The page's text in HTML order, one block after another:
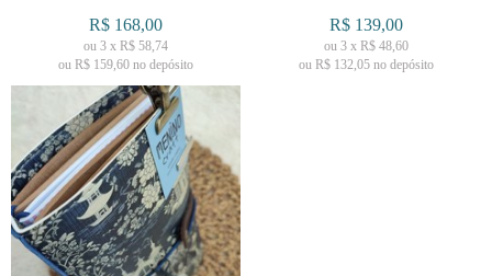
R$ 168,00
ou 3 x R$ 58,74
ou R$ 159,60 no depósito
R$ 139,00
ou 3 x R$ 48,60
ou R$ 132,05 no depósito